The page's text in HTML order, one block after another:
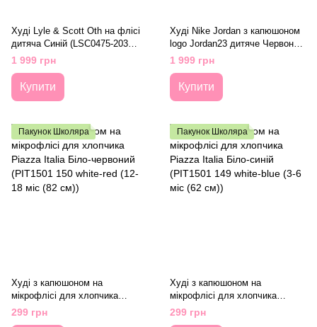
Худі Lyle & Scott Oth на флісі
дитяча Синій (LSC0475-203
blue lav25 (8-9 years)
1 999 грн
Купити
Худі Nike Jordan з капюшоном
logo Jordan23 дитяче Червоний
(95C479-R78 red lav25 (M (132-
147 cm))
1 999 грн
Купити
Пакунок Школяра
Худі з капюшоном на
мікрофлісі для хлопчика
Piazza Italia Біло-червоний
(PIT1501 150 white-red (12-18
299 грн
Пакунок Школяра
Худі з капюшоном на
мікрофлісі для хлопчика
Piazza Italia Біло-синій
(PIT1501 149 white-blue (3-6 міс
299 грн